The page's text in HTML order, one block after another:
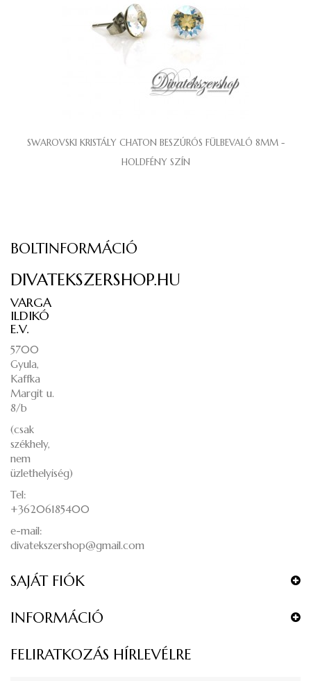
SWAROVSKI KRISTÁLY CHATON BESZÚRÓS FÜLBEVALÓ 8MM -
HOLDFÉNY SZÍN
BOLTINFORMÁCIÓ
DIVATEKSZERSHOP.HU
VARGA
ILDIKÓ
E.V.
5700
Gyula,
Kaffka
Margit u.
8/b
(csak
székhely,
nem
üzlethelyiség)
Tel:
+36206185400
e-mail:
divatekszershop@gmail.com
SAJÁT FIÓK
INFORMÁCIÓ
FELIRATKOZÁS HÍRLEVÉLRE